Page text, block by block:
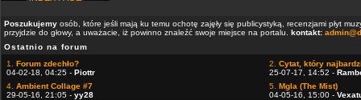
Poszukujemy osób, które jeśli mają ku temu ochotę zajęły się publicystyką, recenzjami płyt
przyjdzie do głowy, a uważacie, iż powinno znaleźć swoje miejsce na portalu. kontakt:
Ostatnio na forum
1. Forum zdechło?
04-02-18, 04:25 - Piottr
2. Cytat, który
25-07-17, 14:52 -
4. Ambient Collage #7
29-05-16, 21:05 - yy28
5. Mgla (The Mist)
04-05-16, 15:00 -